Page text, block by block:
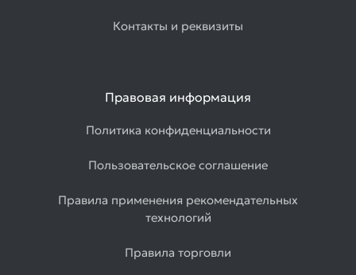
Контакты и реквизиты
Правовая информация
Политика конфиденциальности
Пользовательское соглашение
Правила применения рекомендательных
технологий
Правила торговли